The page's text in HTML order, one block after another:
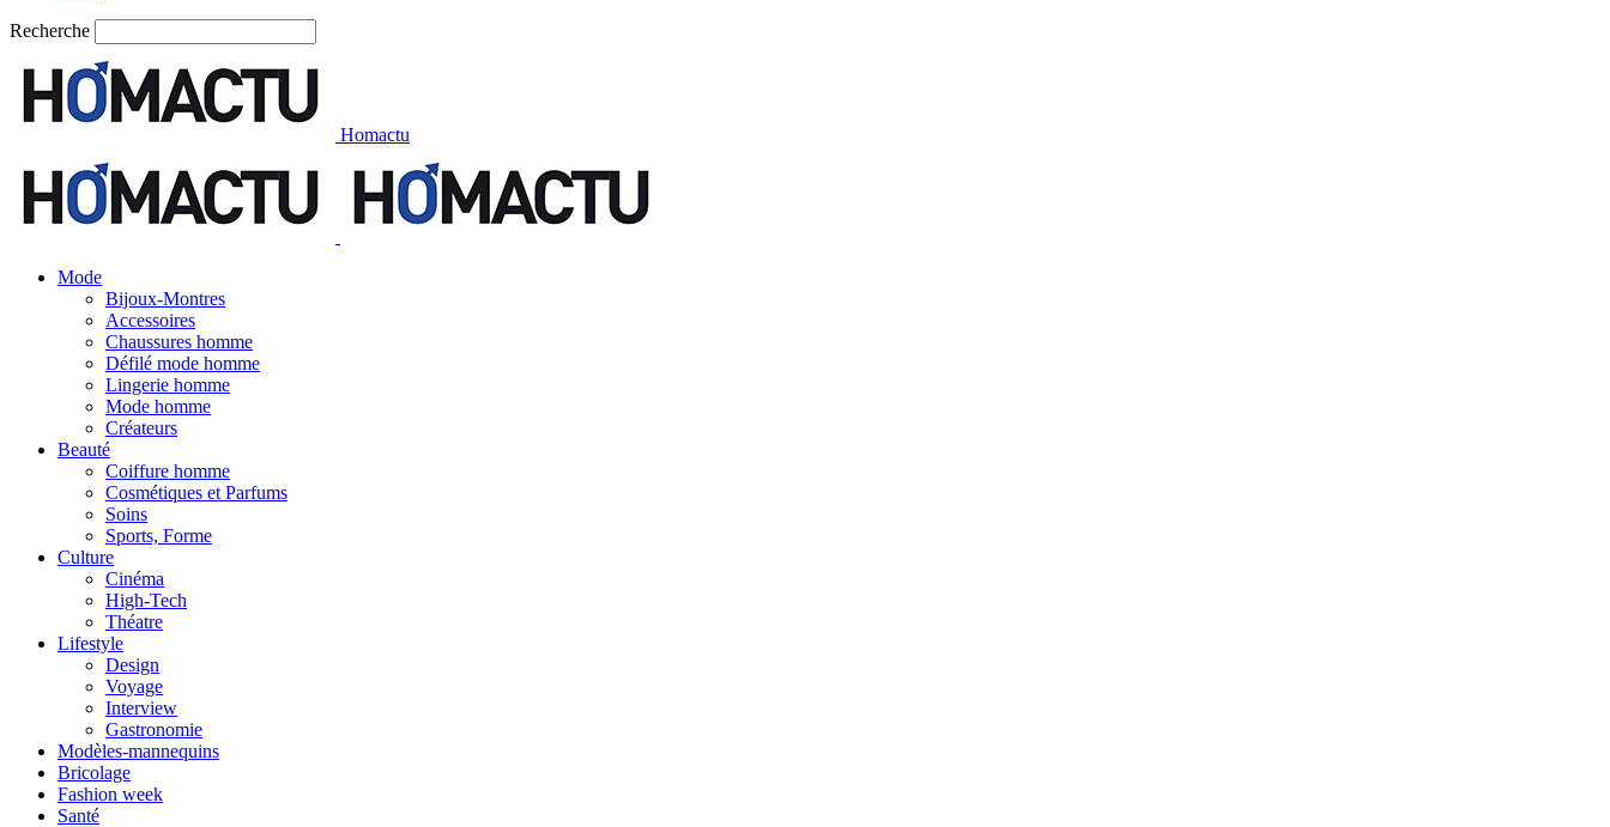
Recherche
Homactu
Mode
Bijoux-Montres
Accessoires
Chaussures homme
Défilé mode homme
Lingerie homme
Mode homme
Créateurs
Beauté
Coiffure homme
Cosmétiques et Parfums
Soins
Sports, Forme
Culture
Cinéma
High-Tech
Théatre
Lifestyle
Design
Voyage
Interview
Gastronomie
Modèles-mannequins
Bricolage
Fashion week
Santé